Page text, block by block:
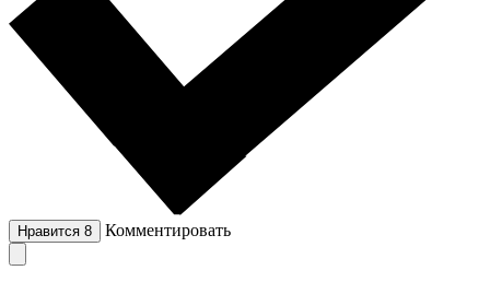
Нравится 8 Комментировать